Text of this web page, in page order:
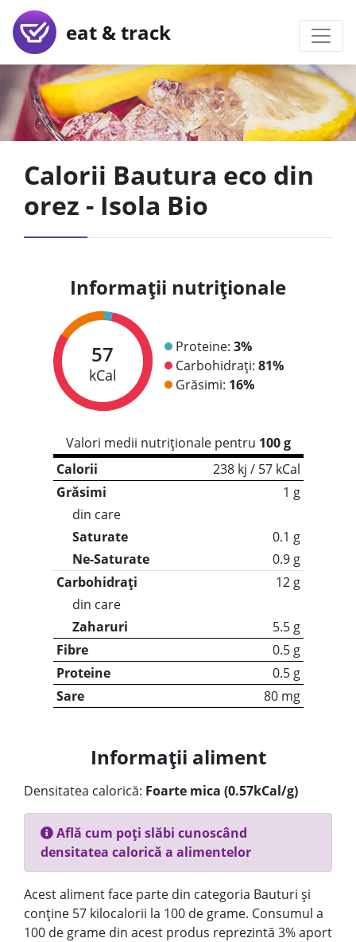
eat & track
Calorii Bautura eco din
orez - Isola Bio
Informații nutriționale
57
kCal
Proteine: 3%
Carbohidrați: 81%
Grăsimi: 16%
Valori medii nutriționale pentru 100 g
Calorii
238 kj / 57 kCal
Grăsimi
1 g
din care
Saturate
0.1 g
Ne-Saturate
0.9 g
Carbohidrați
12 g
din care
Zaharuri
5.5 g
Fibre
0.5 g
Proteine
0.5 g
Sare
80 mg
Informații aliment
Densitatea calorică: Foarte mica (0.57kCal/g)
Află cum poți slăbi cunoscând
densitatea calorică a alimentelor
Acest aliment face parte din categoria Bauturi și
conține 57 kilocalorii la 100 de grame. Consumul a
100 de grame din acest produs reprezintă 3% aport